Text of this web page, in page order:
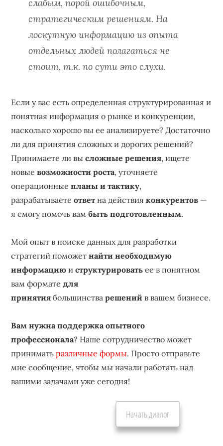
стратегическим решениям. На
лоскутную информацию из опыта
отдельных людей полагаться не
стоит, т.к. по сути это слухи.
Если у вас есть определенная структурированная и
понятная информация о рынке и конкуренции,
насколько хорошо вы ее анализируете? Достаточно
ли для принятия сложных и дорогих решений?
Принимаете ли высложные решения, ищете
новыевозможности роста, уточняете
операционныепланы и тактику,
разрабатываетеответ на действияконкурентов —
я смогу помочь вамбыть подготовленным.
Мой опыт в поиске данных для разработки
стратегий поможетнайти необходимую
информацию иструктурировать ее в понятном
вам форматедля
принятия большинстварешений в вашем бизнесе.
Вам нужна поддержка опытного
профессионала? Наше сотрудничество может
приниматьразличные формы. Просто отправьте
мне сообщение, чтобы мы начали работать над
вашими задачами уже сегодня!
Начать диалог